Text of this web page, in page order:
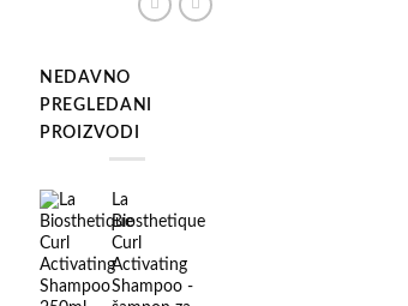
NEDAVNO
PREGLEDANI
PROIZVODI
La
Biosthetique
Curl
Activating
Shampoo -